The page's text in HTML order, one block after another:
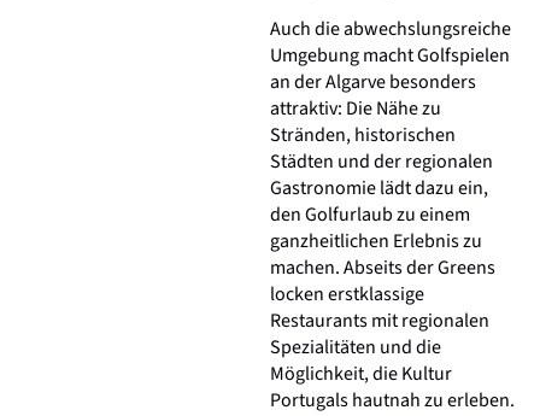
Auch die abwechslungsreiche
Umgebung macht Golfspielen
an der Algarve besonders
attraktiv: Die Nähe zu
Stränden, historischen
Städten und der regionalen
Gastronomie lädt dazu ein,
den Golfurlaub zu einem
ganzheitlichen Erlebnis zu
machen. Abseits der Greens
locken erstklassige
Restaurants mit regionalen
Spezialitäten und die
Möglichkeit, die Kultur
Portugals hautnah zu erleben.